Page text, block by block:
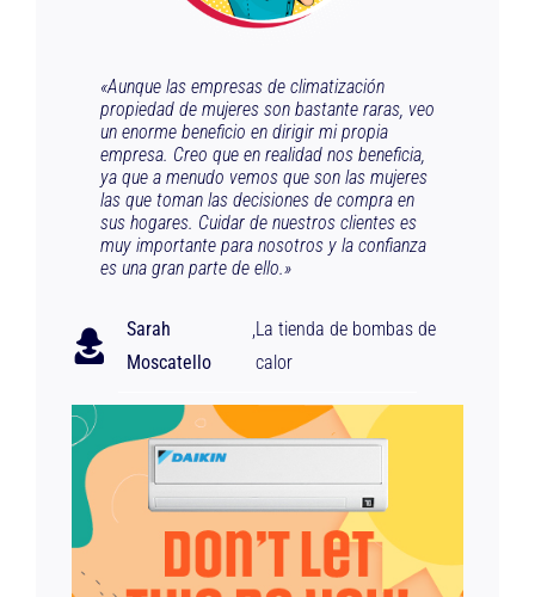
«Aunque las empresas de climatización
propiedad de mujeres son bastante raras, veo
un enorme beneficio en dirigir mi propia
empresa. Creo que en realidad nos beneficia,
ya que a menudo vemos que son las mujeres
las que toman las decisiones de compra en
sus hogares. Cuidar de nuestros clientes es
muy importante para nosotros y la confianza
es una gran parte de ello.»
Sarah
Moscatello
,La tienda de bombas de
calor